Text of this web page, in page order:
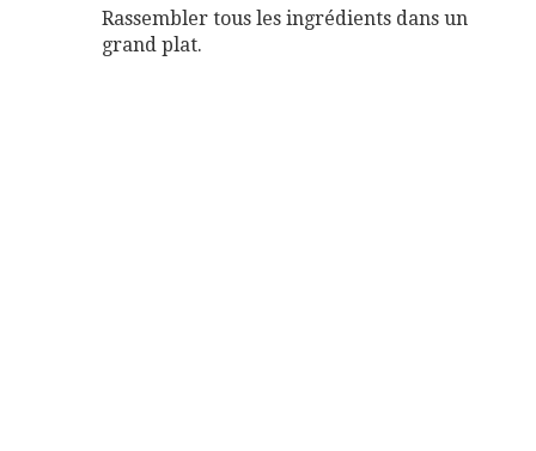
Rassembler tous les ingrédients dans un
grand plat.